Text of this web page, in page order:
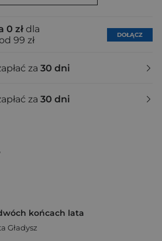
0 zł dla
99 zł
DOŁĄCZ
za 30 dni
za 30 dni
końcach lata
Gładysz